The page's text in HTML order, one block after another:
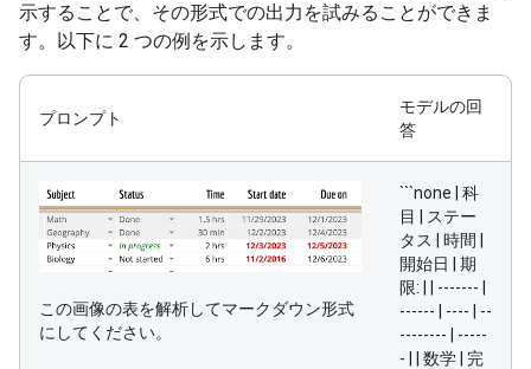
示することで、その形式での出力を試みることができま
す。以下に 2 つの例を示します。
プロンプト
モデルの回
答
この画像の表を解析してマークダウン形式
にしてください。
```none | 科
目 | ステー
タス | 時間 |
開始日 | 期
限: | | ------- |
------ | ---- | --
-------- | -----
- | | 数学 | 完